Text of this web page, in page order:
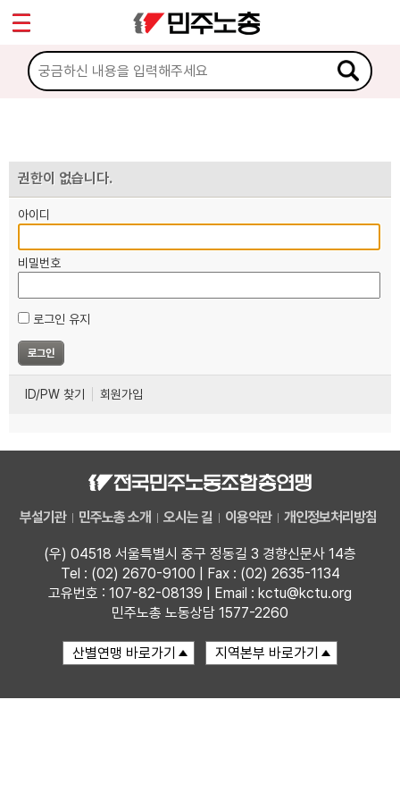
권한이 없습니다.
아이디
비밀번호
로그인 유지
ID/PW 찾기 회원가입
부설기관 민주노총 소개 오시는 길 이용약관 개인정보처리방침
(우) 04518 서울특별시 중구 정동길 3 경향신문사 14층
Tel : (02) 2670-9100 | Fax : (02) 2635-1134
고유번호 : 107-82-08139 | Email : kctu@kctu.org
민주노총 노동상담 1577-2260
마이페이지
소개
노동상담
자료
부설기관
업무